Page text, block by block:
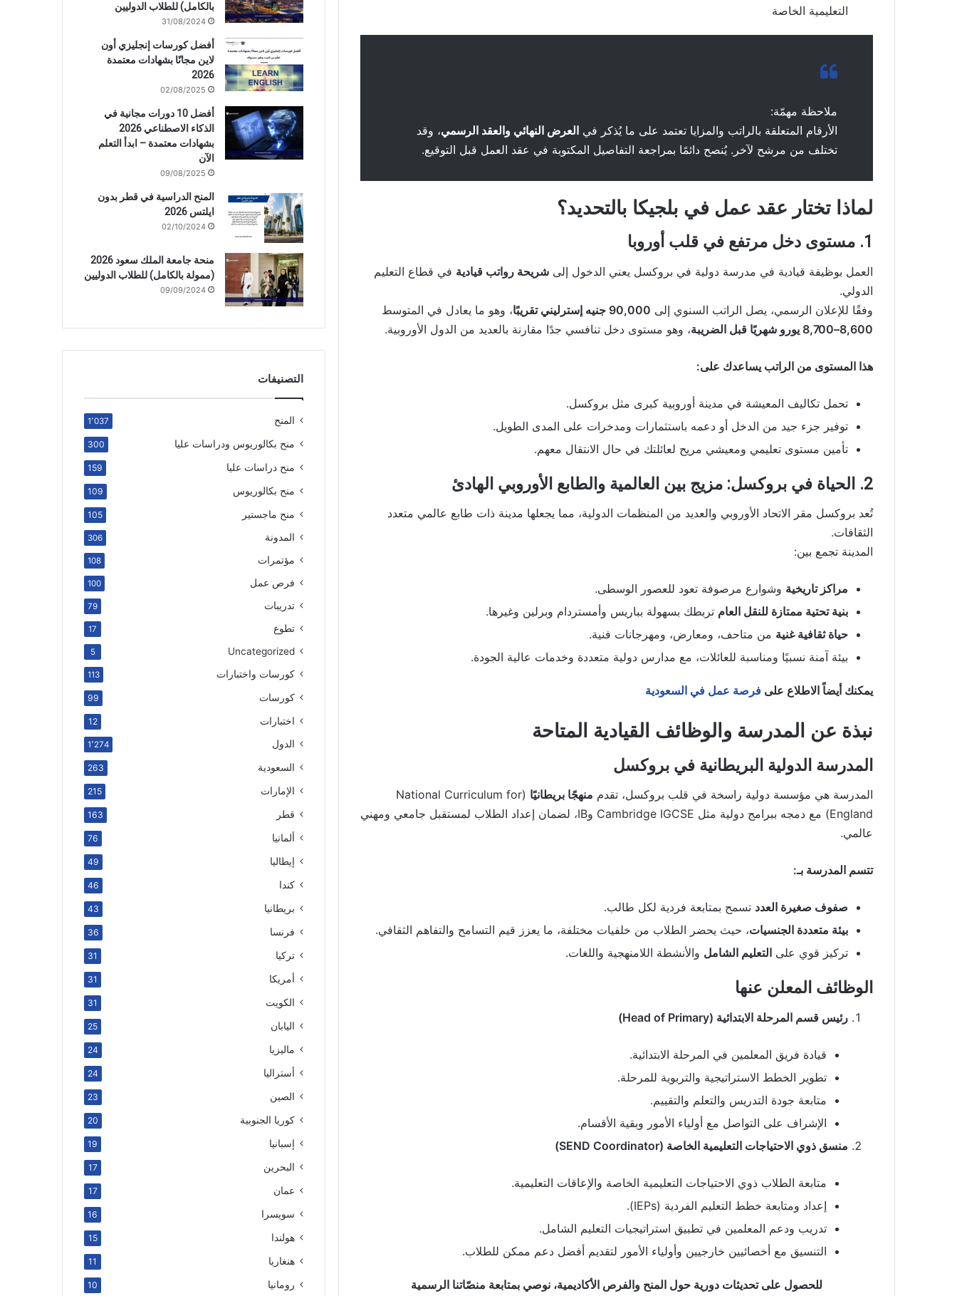
التعليمية الخاصة
ملاحظة مهمّة:
الأرقام المتعلقة بالراتب والمزايا تعتمد على ما يُذكر في العرض النهائي والعقد الرسمي، وقد
تختلف من مرشح لآخر. يُنصح دائمًا بمراجعة التفاصيل المكتوبة في عقد العمل قبل التوقيع.
لماذا تختار عقد عمل في بلجيكا بالتحديد؟
1. مستوى دخل مرتفع في قلب أوروبا
العمل بوظيفة قيادية في مدرسة دولية في بروكسل يعني الدخول إلى شريحة رواتب قيادية في قطاع التعليم
الدولي.
وفقًا للإعلان الرسمي، يصل الراتب السنوي إلى 90,000 جنيه إسترليني تقريبًا
، وهو ما يعادل في المتوسط
8,600–8,700 يورو شهريًا قبل الضريبة
، وهو مستوى دخل تنافسي جدًا مقارنة بالعديد من الدول الأوروبية.
هذا المستوى من الراتب يساعدك على:
تحمل تكاليف المعيشة في مدينة أوروبية كبرى مثل بروكسل.
توفير جزء جيد من الدخل أو دعمه باستثمارات ومدخرات على المدى الطويل.
تأمين مستوى تعليمي ومعيشي مريح لعائلتك في حال الانتقال معهم.
2. الحياة في بروكسل: مزيج بين العالمية والطابع الأوروبي الهادئ
تُعد بروكسل مقر الاتحاد الأوروبي والعديد من المنظمات الدولية، مما يجعلها مدينة ذات طابع عالمي متعدد
الثقافات.
المدينة تجمع بين:
مراكز تاريخية وشوارع مرصوفة تعود للعصور الوسطى.
بنية تحتية ممتازة للنقل العام تربطك بسهولة بباريس وأمستردام وبرلين وغيرها.
حياة ثقافية غنية من متاحف، ومعارض، ومهرجانات فنية.
بيئة آمنة نسبيًا ومناسبة للعائلات، مع مدارس دولية متعددة وخدمات عالية الجودة.
يمكنك أيضاً الاطلاع على فرصة عمل في السعودية
نبذة عن المدرسة والوظائف القيادية المتاحة
المدرسة الدولية البريطانية في بروكسل
المدرسة هي مؤسسة دولية راسخة في قلب بروكسل، تقدم منهجًا بريطانيًا (National Curriculum for
England) مع دمجه ببرامج دولية مثل Cambridge IGCSE وIB، لضمان إعداد الطلاب لمستقبل جامعي ومهني
عالمي.
تتسم المدرسة بـ:
صفوف صغيرة العدد تسمح بمتابعة فردية لكل طالب.
بيئة متعددة الجنسيات، حيث يحضر الطلاب من خلفيات مختلفة، ما يعزز قيم التسامح والتفاهم الثقافي.
تركيز قوي على التعليم الشامل والأنشطة اللامنهجية واللغات.
الوظائف المعلن عنها
رئيس قسم المرحلة الابتدائية (Head of Primary)
قيادة فريق المعلمين في المرحلة الابتدائية.
تطوير الخطط الاستراتيجية والتربوية للمرحلة.
متابعة جودة التدريس والتعلم والتقييم.
الإشراف على التواصل مع أولياء الأمور وبقية الأقسام.
منسق ذوي الاحتياجات التعليمية الخاصة (SEND Coordinator)
متابعة الطلاب ذوي الاحتياجات التعليمية الخاصة والإعاقات التعليمية.
إعداد ومتابعة خطط التعليم الفردية (IEPs).
تدريب ودعم المعلمين في تطبيق استراتيجيات التعليم الشامل.
التنسيق مع أخصائيين خارجيين وأولياء الأمور لتقديم أفضل دعم ممكن للطلاب.
للحصول على تحديثات دورية حول المنح والفرص الأكاديمية، نوصي بمتابعة منصّاتنا الرسمية
بالكامل) للطلاب الدوليين
31/08/2024
أفضل كورسات إنجليزي أون
لاين مجانًا بشهادات معتمدة
2026
02/08/2025
أفضل 10 دورات مجانية في
الذكاء الاصطناعي 2026
بشهادات معتمدة – ابدأ التعلم
الآن
09/08/2025
المنح الدراسية في قطر بدون
ايلتس 2026
02/10/2024
منحة جامعة الملك سعود 2026
(ممولة بالكامل) للطلاب الدوليين
09/09/2024
التصنيفات
المنح 1٬037
منح بكالوريوس ودراسات عليا 300
منح دراسات عليا 159
منح بكالوريوس 109
منح ماجستير 105
المدونة 306
مؤتمرات 108
فرص عمل 100
تدريبات 79
تطوع 17
Uncategorized
5
كورسات واختبارات 113
كورسات 99
اختبارات 12
الدول 1٬274
السعودية 263
الإمارات 215
قطر 163
ألمانيا 76
إيطاليا 49
كندا 46
بريطانيا 43
فرنسا 36
تركيا 31
أمريكا 31
الكويت 31
اليابان 25
ماليزيا 24
أستراليا 24
الصين 23
كوريا الجنوبية 20
إسبانيا 19
البحرين 17
عمان 17
سويسرا 16
هولندا 15
هنغاريا 11
رومانيا 10